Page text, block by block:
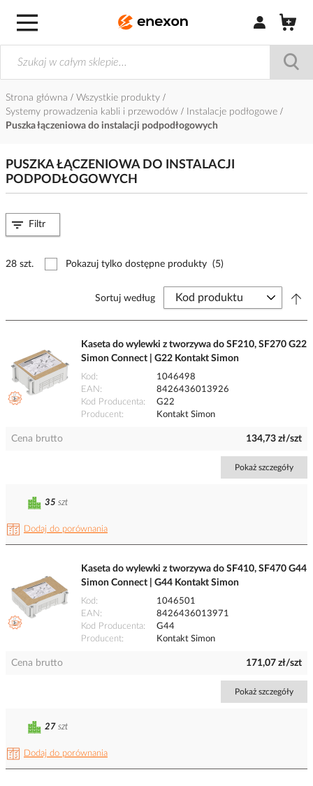
Zaloguj się /
Strona główna
Wszystkie produkty
Systemy prowadzenia kabli i przewodów
Instalacje podłogowe
Puszka łączeniowa do instalacji podpodłogowych
PUSZKA ŁĄCZENIOWA DO INSTALACJI
PODPODŁOGOWYCH
28 szt. Pokazuj tylko dostępne produkty (5)
Sortuj według
Kaseta do wylewki z tworzywa do SF210, SF270 G22
Simon Connect | G22 Kontakt Simon
Kod
1046498
EAN
8426436013926
Kod Producenta
G22
Producent
Kontakt Simon
Cena brutto 134,73 zł/szt
Pokaż szczegóły
Dodaj do porównania
35 szt
Kaseta do wylewki z tworzywa do SF410, SF470 G44
Simon Connect | G44 Kontakt Simon
Kod
1046501
EAN
8426436013971
Kod Producenta
G44
Producent
Kontakt Simon
Cena brutto 171,07 zł/szt
Pokaż szczegóły
Dodaj do porównania
27 szt
Filtr